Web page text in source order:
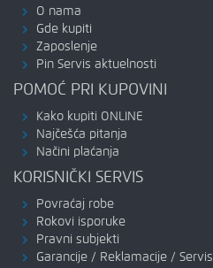
O nama
Gde kupiti
Zaposlenje
Pin Servis aktuelnosti
POMOĆ PRI KUPOVINI
Kako kupiti ONLINE
Najčešća pitanja
Načini plaćanja
KORISNIČKI SERVIS
Povraćaj robe
Rokovi isporuke
Pravni subjekti
Garancije / Reklamacije / Servis